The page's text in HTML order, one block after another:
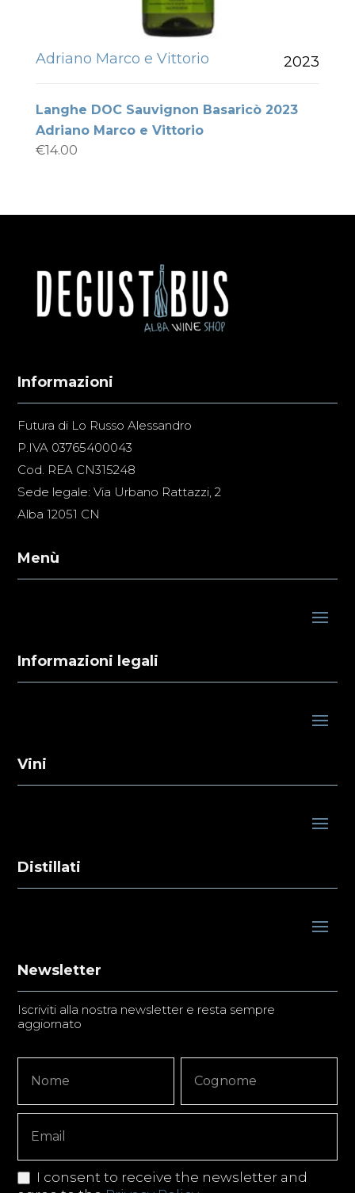
Adriano Marco e Vittorio 2023
Langhe DOC Sauvignon Basaricò 2023
Adriano Marco e Vittorio
€14.00
Informazioni
Futura di Lo Russo Alessandro
P.IVA 03765400043
Cod. REA CN315248
Sede legale: Via Urbano Rattazzi, 2
Alba 12051 CN
Menù
Informazioni legali
Vini
Distillati
Newsletter
Iscriviti alla nostra newsletter e resta sempre
aggiornato
Signup
Copy
I consent to receive the newsletter and